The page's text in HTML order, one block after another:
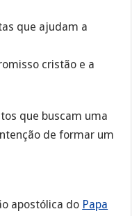
que ajudam a
cristão e a
que buscam uma
de formar um
apostólica do Papa